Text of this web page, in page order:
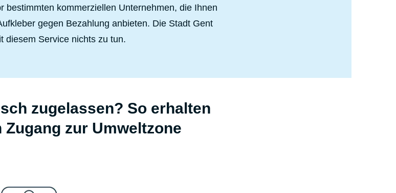
bestimmten kommerziellen Unternehmen, die Ihnen
gegen Bezahlung anbieten. Die Stadt Gent
diesem Service nichts zu tun.
zugelassen? So erhalten
zur Umweltzone